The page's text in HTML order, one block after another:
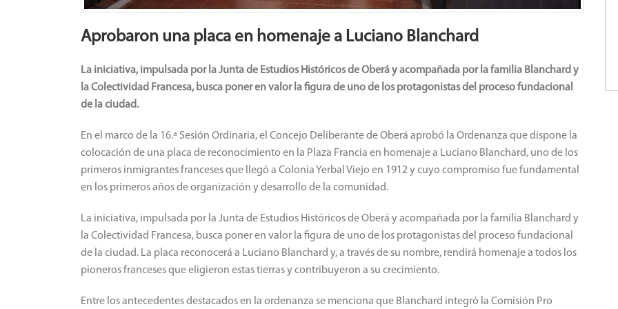
Aprobaron una placa en homenaje a Luciano Blanchard
La iniciativa, impulsada por la Junta de Estudios Históricos de Oberá y acompañada por la familia Blanchard y
la Colectividad Francesa, busca poner en valor la figura de uno de los protagonistas del proceso fundacional
de la ciudad.
En el marco de la 16.ª Sesión Ordinaria, el Concejo Deliberante de Oberá aprobó la Ordenanza que dispone la
colocación de una placa de reconocimiento en la Plaza Francia en homenaje a Luciano Blanchard, uno de los
primeros inmigrantes franceses que llegó a Colonia Yerbal Viejo en 1912 y cuyo compromiso fue fundamental
en los primeros años de organización y desarrollo de la comunidad.
La iniciativa, impulsada por la Junta de Estudios Históricos de Oberá y acompañada por la familia Blanchard y
la Colectividad Francesa, busca poner en valor la figura de uno de los protagonistas del proceso fundacional
de la ciudad. La placa reconocerá a Luciano Blanchard y, a través de su nombre, rendirá homenaje a todos los
pioneros franceses que eligieron estas tierras y contribuyeron a su crecimiento.
Entre los antecedentes destacados en la ordenanza se menciona que Blanchard integró la Comisión Pro